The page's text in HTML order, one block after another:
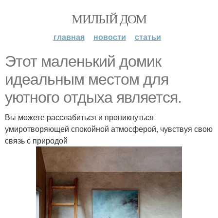
МИЛЫЙ ДОМ
главная новости статьи
Этот маленький домик
идеальным местом для
уютного отдыха является.
Вы можете расслабиться и проникнуться
умиротворяющей спокойной атмосферой, чувствуя свою
связь с природой